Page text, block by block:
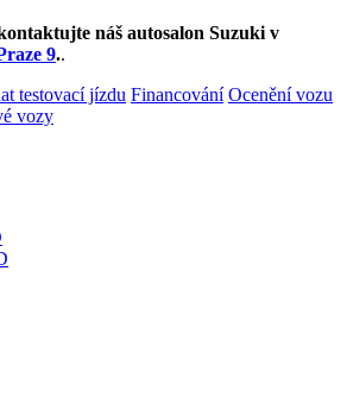
náš autosalon Suzuki v
9..
testovací jízdu Financování Ocenění vozu
vozy